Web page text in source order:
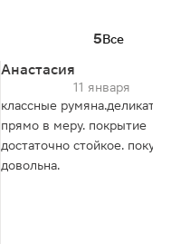
5Все
Анастасия
11 января
классные
прямо в меру. покрытие
достаточно стойкое.
довольна.